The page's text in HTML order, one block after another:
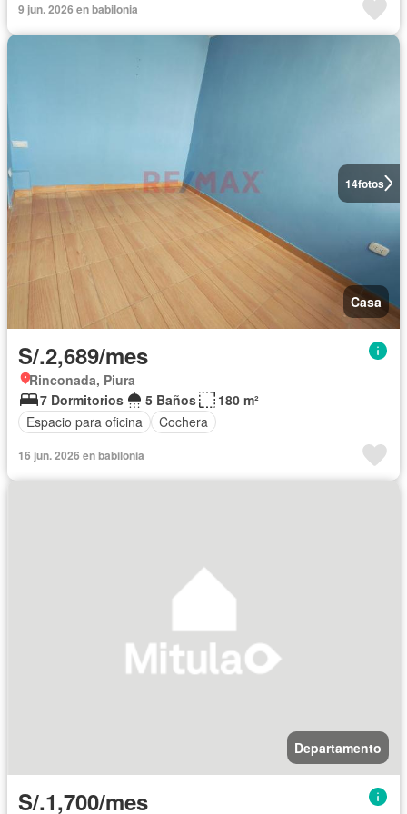
9 jun. 2026 en babilonia
14fotos
Casa
S/.2,689/mes
Rinconada, Piura
7 Dormitorios
5 Baños
180 m²
Espacio para oficina
Cochera
16 jun. 2026 en babilonia
Departamento
S/.1,700/mes